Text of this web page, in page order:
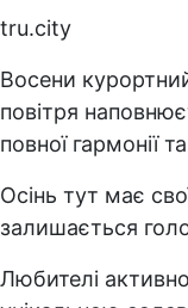
tru.city
Восени
повітря
повної гармонії
Осінь тут має
залишається
Любителі